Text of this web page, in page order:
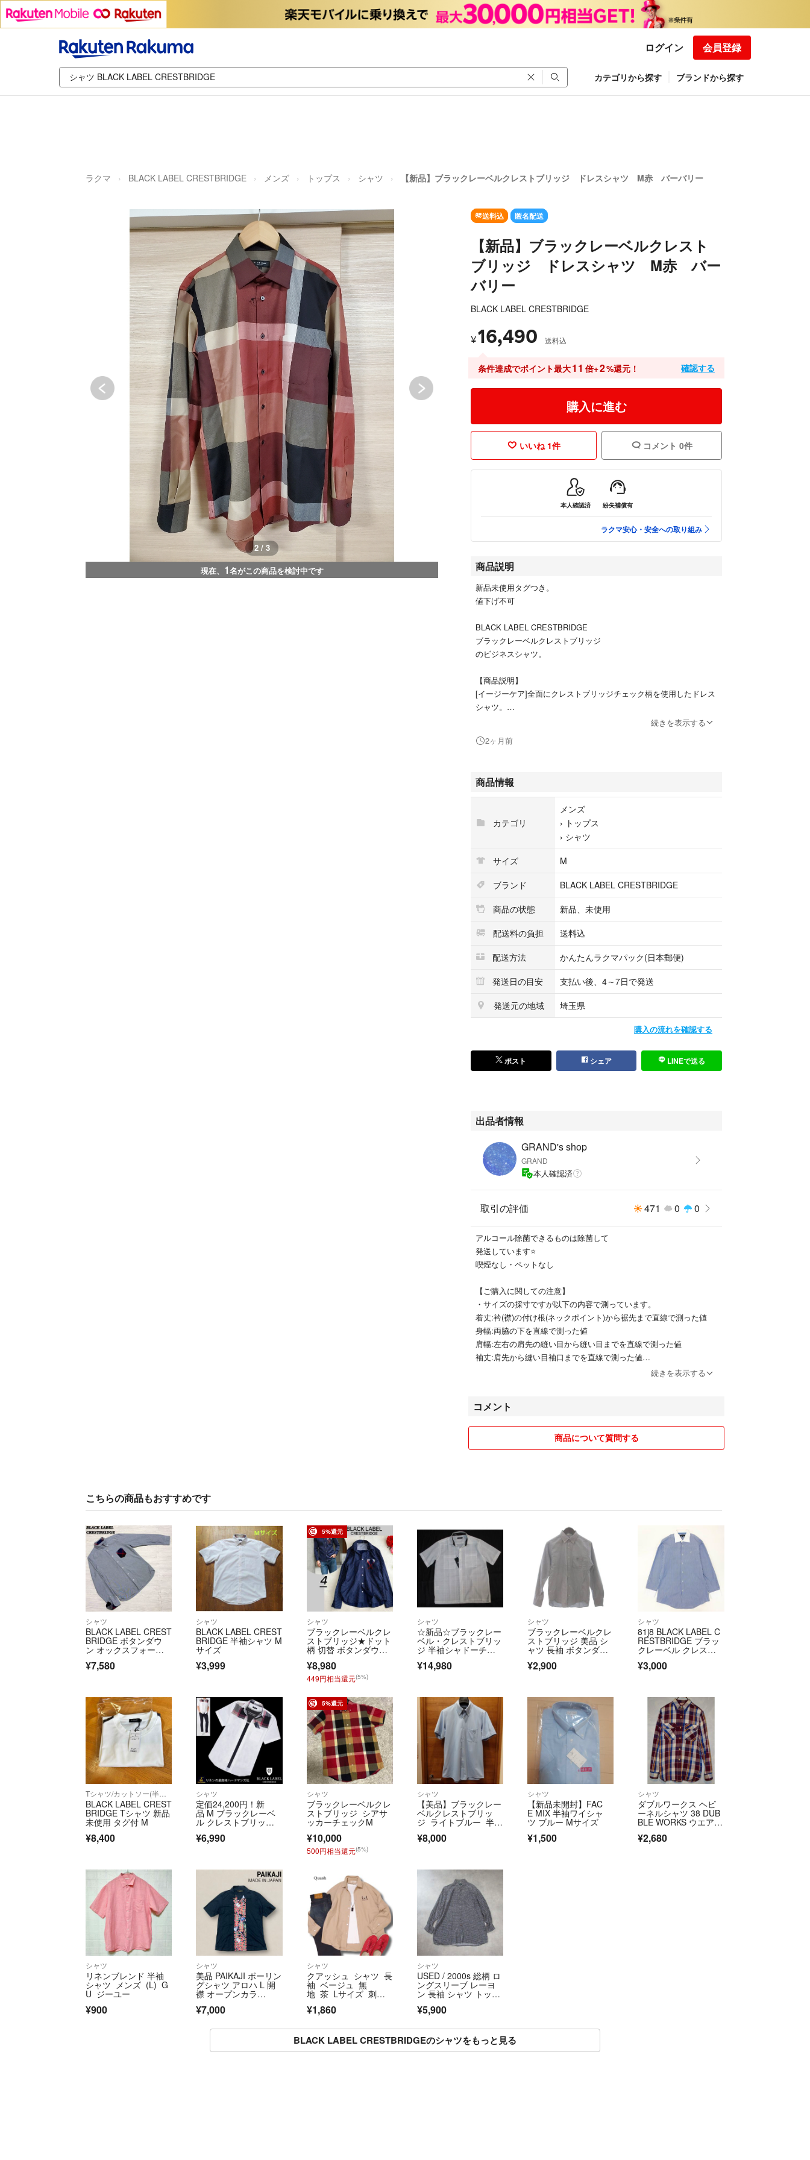
ログイン 会員登録
カテゴリから探す ブランドから探す
ラクマ BLACK LABEL CRESTBRIDGE メンズ トップス シャツ 【新品】ブラックレーベルクレストブリッジ ドレスシャツ M赤 バーバリー
2 / 3
現在、 1名がこの商品を検討中です
送料込 匿名配送
【新品】ブラックレーベルクレスト
ブリッジ ドレスシャツ M赤 バー
バリー
BLACK LABEL CRESTBRIDGE
¥16,490 送料込
条件達成でポイント最大11 倍+2%還元！ 確認する
購入に進む
いいね 1件 コメント 0件
本人確認済 紛失補償有
ラクマ安心・安全への取り組み
商品説明
新品未使用タグつき。
値下げ不可
BLACK LABEL CRESTBRIDGE
ブラックレーベルクレストブリッジ
のビジネスシャツ。
【商品説明】
[イージーケア]全面にクレストブリッジチェック柄を使用したドレス
シャツ。
レッド
着丈75 身幅53 肩幅46.5 袖丈61
綿 100%
※新品ですが自宅保管のため
神経質な方はお控え下さい。
※こちらはサンプル品になります。
ご理解の上、ご購入下さい。
#長袖シャツ
#ドレスシャツ
#バーバリー
#BLACKLABELCRESTBRIDGE
#バーバリーブラックレーベル
#LAKOLE ラコレ
#GAP ギャップ
#ZARA ザラ
#Bershka ベルシュカ
#MK ミシェルクラウン
#BOYCOTT ボイコット
#RAGEBLUE レイジブルー
#UNIQLO ユニクロ
#GU ジーユー
#UNITEDARROWS ユナイテッドアローズ
#nanouniverse ナノ ユニバース
#SHIPS シップス
#HARE ハレ
#CIAOPANIC チャオパニック
#HIDEWAYS ハイダウェイ
#VivienneWestwood
#MACKINTOSH マッキントッシュ
続きを表示する
2ヶ月前
商品情報
カテゴリ
メンズ
› トップス
› シャツ
サイズ
M
ブランド
BLACK LABEL CRESTBRIDGE
商品の状態
新品、未使用
配送料の負担
送料込
配送方法
かんたんラクマパック(日本郵便)
発送日の目安
支払い後、4～7日で発送
発送元の地域
埼玉県
購入の流れを確認する
ポスト シェア LINEで送る
出品者情報
GRAND's shop
GRAND
本人確認済
取引の評価 471 0 0
アルコール除菌できるものは除菌して
発送しています⭐
喫煙なし・ペットなし
【ご購入に関しての注意】
・サイズの採寸ですが以下の内容で測っています。
着丈:衿(襟)の付け根(ネックポイント)から裾先まで直線で測った値
身幅:両脇の下を直線で測った値
肩幅:左右の肩先の縫い目から縫い目までを直線で測った値
袖丈:肩先から縫い目袖口までを直線で測った値
保証が欲しい方はコメント下さい。
・ユーズド品、自宅保管に関してはご理解の上購入下さい。
・新品などブランド品の商品すり替えや理不尽なクレーム防止のため
続きを表示する
コメント
商品について質問する
こちらの商品もおすすめです
シャツ
BLACK LABEL CREST
BRIDGE ボタンダウ
ン オックスフォード
ッジ チェック グレ
¥7,580
シャツ
BLACK LABEL CREST
BRIDGE 半袖シャツ M
サイズ
¥3,999
5%還元
シャツ
ブラックレーベルクレ
ストブリッジ★ドット
柄 切替 ボタンダウン
¥8,980
449円相当還元(5%)
シャツ
☆新品☆ブラックレー
ベル・クレストブリッ
ジ 半袖シャドーチェ
☆
¥14,980
シャツ
ブラックレーベルクレ
ストブリッジ 美品 シ
ャツ 長袖 ボタンダウ
¥2,900
シャツ
81j8 BLACK LABEL C
RESTBRIDGE ブラッ
クレーベル クレスト
ツ ストライプシャ
サイズ ブルー ホワイ
ト メンズo07t
¥3,000
BLACK LABEL CREST
BRIDGE Tシャツ 新品
未使用 タグ付 M
¥8,400
シャツ
定価24,200円！新
品 M ブラックレーベ
ル クレストブリッジ×
ハードマンズ 最高級
リネン半袖シャツ
¥6,990
5%還元
シャツ
ブラックレーベルクレ
ストブリッジ シアサ
ッカーチェックM
¥10,000
500円相当還元(5%)
シャツ
【美品】ブラックレー
ベルクレストブリッ
ジ ライトブルー 半袖
シャツ ポケット付き
¥8,000
シャツ
【新品未開封】FAC
E MIX 半袖ワイシャ
ツ ブルー Mサイズ
¥1,500
シャツ
ダブルワークス ヘビ
ーネルシャツ 38 DUB
BLE WORKS ウエアハ
¥2,680
シャツ
リネンブレンド 半袖
シャツ メンズ (L) G
U ジーユー
¥900
シャツ
美品 PAIKAJI ボーリン
グシャツ アロハ L 開
襟 オープンカラ
ー 蝶 花 日本製 ブラッ
ク 黒 ロゴ刺繍 パイカ
¥7,000
シャツ
クアッシュ シャツ 長
袖 ベージュ 無
地 茶 Lサイズ 刺繍
デザイン Quash
¥1,860
シャツ
USED / 2000s 総柄 ロ
ングスリーブ レーヨ
ン 長袖 シャツ トップ
¥5,900
BLACK LABEL CRESTBRIDGEのシャツをもっと見る